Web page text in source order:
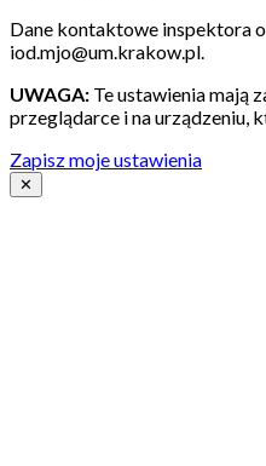
Dane kontaktowe inspektora
iod.mjo@um.krakow.pl.
UWAGA: Te ustawienia mają
przeglądarce i na urządzeniu,
Zapisz moje ustawienia
✕